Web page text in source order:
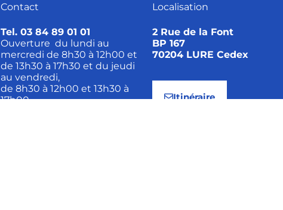
Contact
Tel. 03 84 89 01 01
Ouverture du lundi au
mercredi de 8h30 à 12h00 et
de 13h30 à 17h30 et du jeudi
au vendredi,
de 8h30 à 12h00 et 13h30 à
17h00.
Localisation
2 Rue de la Font
BP 167
70204 LURE Cedex
Itinéraire